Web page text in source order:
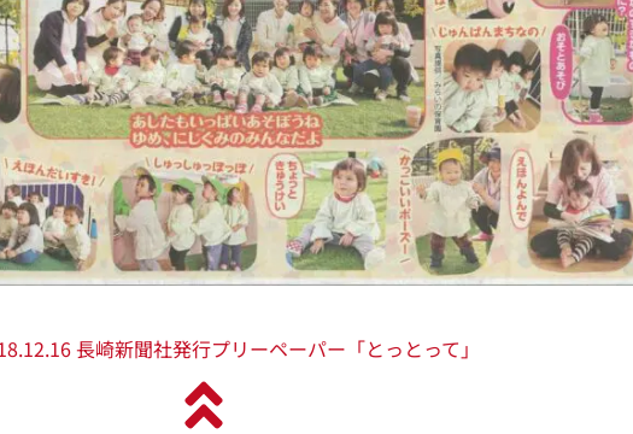
長崎新聞社発行プリーペーパー「とっとって」